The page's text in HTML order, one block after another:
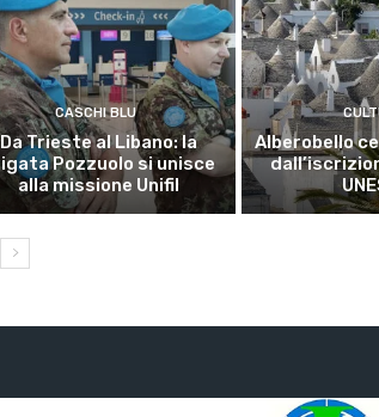
CASCHI BLU
Da Trieste al Libano: la
Pozzuolo si unisce
alla missione Unifil
Alberobello